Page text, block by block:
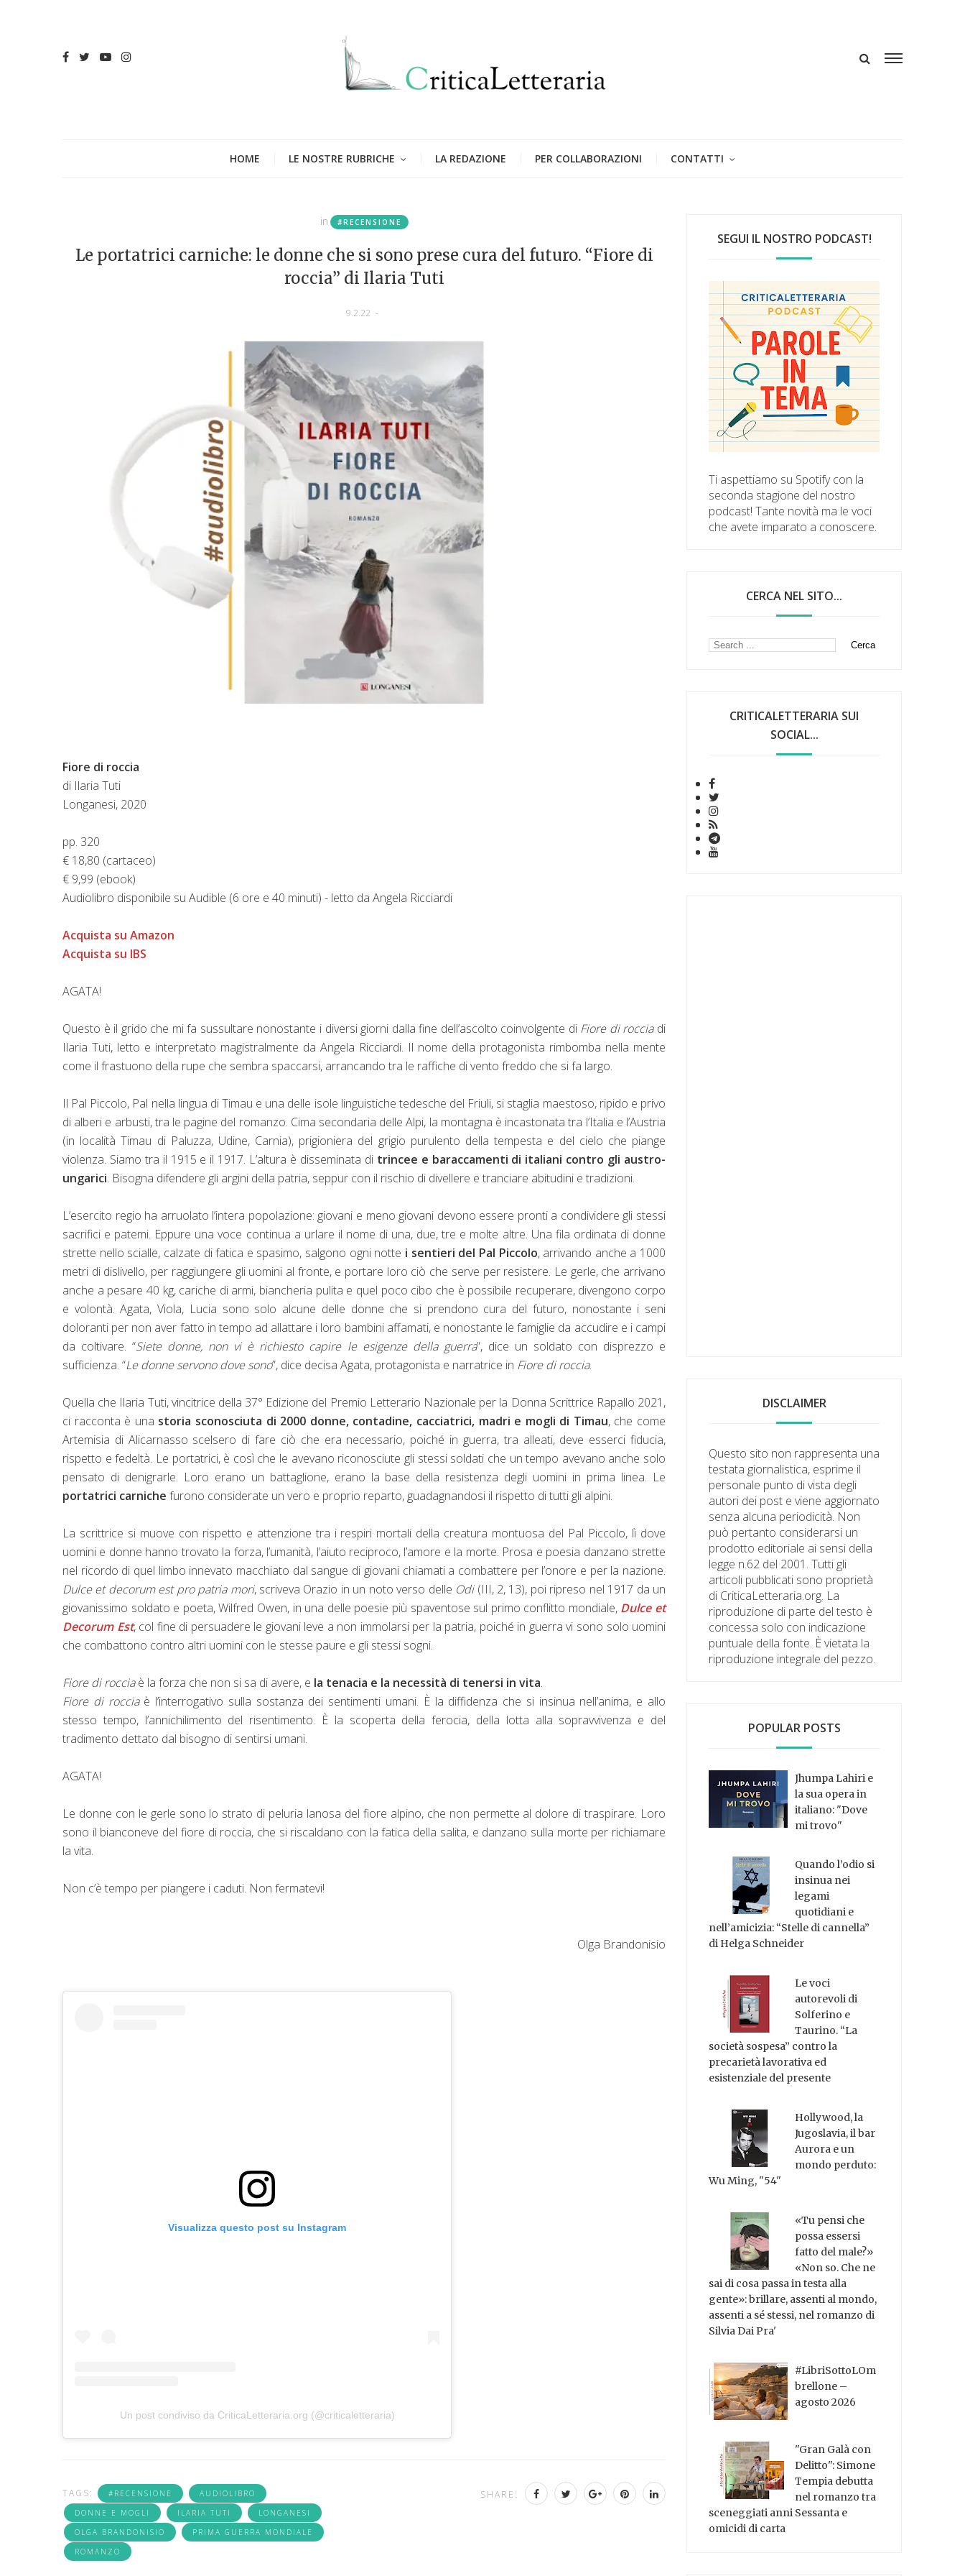
HOME LE NOSTRE RUBRICHE LA REDAZIONE PER COLLABORAZIONI CONTATTI
in #RECENSIONE
Le portatrici carniche: le donne che si sono prese cura del futuro. “Fiore di
roccia” di Ilaria Tuti
9.2.22 -
Fiore di roccia
di Ilaria Tuti
Longanesi, 2020
pp. 320
€ 18,80 (cartaceo)
€ 9,99 (ebook)
Audiolibro disponibile su Audible (6 ore e 40 minuti) - letto da Angela Ricciardi
Acquista su Amazon
Acquista su IBS
AGATA!
Questo è il grido che mi fa sussultare nonostante i diversi giorni dalla fine dell’ascolto coinvolgente di Fiore di rocciadi
Ilaria Tuti, letto e interpretato magistralmente da Angela Ricciardi. Il nome della protagonista rimbomba nella mente
come il frastuono della rupe che sembra spaccarsi, arrancando tra le raffiche di vento freddo che si fa largo.
Il Pal Piccolo, Pal nella lingua di Timau e una delle isole linguistiche tedesche del Friuli, si staglia maestoso, ripido e privo
di alberi e arbusti, tra le pagine del romanzo. Cima secondaria delle Alpi, la montagna è incastonata tra l’Italia e l’Austria
(in località Timau di Paluzza, Udine, Carnia), prigioniera del grigio purulento della tempesta e del cielo che piange
violenza. Siamo tra il 1915 e il 1917. L’altura è disseminata di trincee e baraccamenti di italiani contro gli austro-
ungarici. Bisogna difendere gli argini della patria, seppur con il rischio di divellere e tranciare abitudini e tradizioni.
L’esercito regio ha arruolato l’intera popolazione: giovani e meno giovani devono essere pronti a condividere gli stessi
sacrifici e patemi. Eppure una voce continua a urlare il nome di una, due, tre e molte altre. Una fila ordinata di donne
strette nello scialle, calzate di fatica e spasimo, salgono ogni notte i sentieri del Pal Piccolo, arrivando anche a 1000
metri di dislivello, per raggiungere gli uomini al fronte, e portare loro ciò che serve per resistere. Le gerle, che arrivano
anche a pesare 40 kg, cariche di armi, biancheria pulita e quel poco cibo che è possibile recuperare, divengono corpo
e volontà. Agata, Viola, Lucia sono solo alcune delle donne che si prendono cura del futuro, nonostante i seni
doloranti per non aver fatto in tempo ad allattare i loro bambini affamati, e nonostante le famiglie da accudire e i campi
da coltivare. “Siete donne, non vi è richiesto capire le esigenze della guerra”, dice un soldato con disprezzo e
sufficienza. “Le donne servono dove sono”, dice decisa Agata, protagonista e narratrice in Fiore di roccia.
Quella che Ilaria Tuti, vincitrice della 37° Edizione del Premio Letterario Nazionale per la Donna Scrittrice Rapallo 2021,
ci racconta è una storia sconosciuta di 2000 donne, contadine, cacciatrici, madri e mogli di Timau, che come
Artemisia di Alicarnasso scelsero di fare ciò che era necessario, poiché in guerra, tra alleati, deve esserci fiducia,
rispetto e fedeltà. Le portatrici, è così che le avevano riconosciute gli stessi soldati che un tempo avevano anche solo
pensato di denigrarle. Loro erano un battaglione, erano la base della resistenza degli uomini in prima linea. Le
portatrici carniche furono considerate un vero e proprio reparto, guadagnandosi il rispetto di tutti gli alpini.
La scrittrice si muove con rispetto e attenzione tra i respiri mortali della creatura montuosa del Pal Piccolo, lì dove
uomini e donne hanno trovato la forza, l’umanità, l’aiuto reciproco, l’amore e la morte. Prosa e poesia danzano strette
nel ricordo di quel limbo innevato macchiato dal sangue di giovani chiamati a combattere per l’onore e per la nazione.
Dulce et decorum est pro patria mori, scriveva Orazio in un noto verso delle Odi(III, 2, 13), poi ripreso nel 1917 da un
giovanissimo soldato e poeta, Wilfred Owen, in una delle poesie più spaventose sul primo conflitto mondiale, Dulce et
Decorum Est, col fine di persuadere le giovani leve a non immolarsi per la patria, poiché in guerra vi sono solo uomini
che combattono contro altri uomini con le stesse paure e gli stessi sogni.
Fiore di rocciaè la forza che non si sa di avere, e la tenacia e la necessità di tenersi in vita.
Fiore di rocciaè l’interrogativo sulla sostanza dei sentimenti umani. È la diffidenza che si insinua nell’anima, e allo
stesso tempo, l’annichilimento del risentimento. È la scoperta della ferocia, della lotta alla sopravvivenza e del
tradimento dettato dal bisogno di sentirsi umani.
AGATA!
Le donne con le gerle sono lo strato di peluria lanosa del fiore alpino, che non permette al dolore di traspirare. Loro
sono il bianconeve del fiore di roccia, che si riscaldano con la fatica della salita, e danzano sulla morte per richiamare
la vita.
Non c’è tempo per piangere i caduti. Non fermatevi!
Olga Brandonisio
Visualizza questo post su Instagram
Un post condiviso da CriticaLetteraria.org (@criticaletteraria)
TAGS: #RECENSIONE
AUDIOLIBRO
DONNE E MOGLI
ILARIA TUTI
LONGANESI
OLGA BRANDONISIO
PRIMA GUERRA MONDIALE
ROMANZO
SHARE:
SEGUI IL NOSTRO PODCAST!
Ti aspettiamo su Spotify con la
seconda stagione del nostro
podcast! Tante novità ma le voci
che avete imparato a conoscere.
CERCA NEL SITO...
CRITICALETTERARIA SUI
SOCIAL...
DISCLAIMER
Questo sito non rappresenta una
testata giornalistica, esprime il
personale punto di vista degli
autori dei post e viene aggiornato
senza alcuna periodicità. Non
può pertanto considerarsi un
prodotto editoriale ai sensi della
legge n.62 del 2001. Tutti gli
articoli pubblicati sono proprietà
di CriticaLetteraria.org. La
riproduzione di parte del testo è
concessa solo con indicazione
puntuale della fonte. È vietata la
riproduzione integrale del pezzo.
POPULAR POSTS
Jhumpa Lahiri e
la sua opera in
italiano: "Dove
mi trovo"
Quando l’odio si
insinua nei
legami
quotidiani e
nell’amicizia: “Stelle di cannella”
di Helga Schneider
Le voci
autorevoli di
Solferino e
Taurino. “La
società sospesa” contro la
precarietà lavorativa ed
esistenziale del presente
Hollywood, la
Jugoslavia, il bar
Aurora e un
mondo perduto:
Wu Ming, "54"
«Tu pensi che
possa essersi
fatto del male?»
«Non so. Che ne
sai di cosa passa in testa alla
gente»: brillare, assenti al mondo,
assenti a sé stessi, nel romanzo di
Silvia Dai Pra'
#LibriSottoLOm
brellone –
agosto 2026
"Gran Galà con
Delitto": Simone
Tempia debutta
nel romanzo tra
sceneggiati anni Sessanta e
omicidi di carta